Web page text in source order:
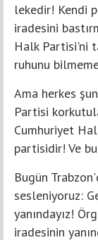
lekedir! Kendi
iradesini
Halk Partisi'ni
ruhunu
Ama herkes
Partisi
Cumhuriyet
partisidir! Ve
Bugün
sesleniyoruz:
yanındayız!
iradesinin